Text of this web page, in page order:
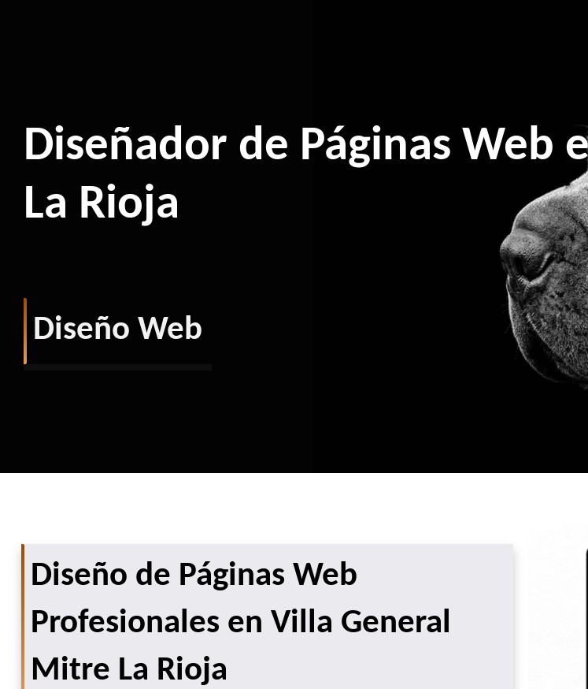
Diseñador de Páginas Web
La Rioja
Diseño Web
Diseño de Páginas Web
Profesionales en Villa General
Mitre La Rioja